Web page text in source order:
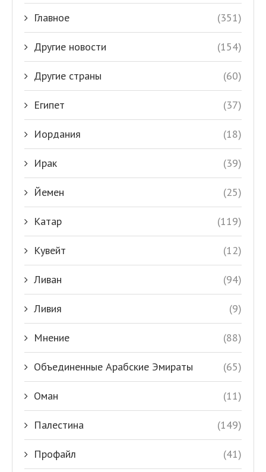
Главное (351)
Другие новости (154)
Другие страны (60)
Египет (37)
Иордания (18)
Ирак (39)
Йемен (25)
Катар (119)
Кувейт (12)
Ливан (94)
Ливия (9)
Мнение (88)
Объединенные Арабские Эмираты (65)
Оман (11)
Палестина (149)
Профайл (41)